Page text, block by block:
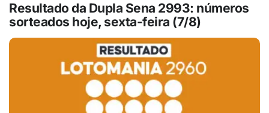
Resultado da Dupla Sena 2993: números
sorteados hoje, sexta-feira (7/8)